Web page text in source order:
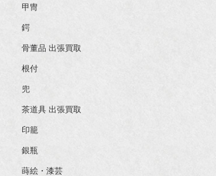
甲冑
鍔
骨董品 出張買取
根付
兜
茶道具 出張買取
印籠
銀瓶
蒔絵・漆芸